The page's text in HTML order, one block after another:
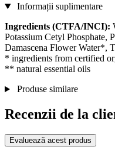
Informații suplimentare
Ingredients (CTFA/INCI):
Potassium Cetyl Phosphate,
Damascena Flower Water*,
* ingredients from certified
** natural essential oils
Produse similare
Recenzii de la
Evaluează acest produs